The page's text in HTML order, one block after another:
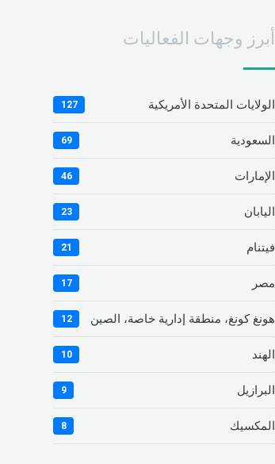
أبرز وجهات الفعاليات
الولايات المتحدة الأمريكية 127
السعودية 69
الإمارات 46
اليابان 23
فيتنام 21
مصر 17
هونغ كونغ، منطقة إدارية خاصة، الصين 12
الهند 10
البرازيل 9
المكسيك 8